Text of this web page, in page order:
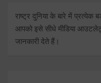
राष्ट्र दुनिया के बारे में प्रत्येक
आपको इसे सीधे मीडिया
जानकारी देते हैं।